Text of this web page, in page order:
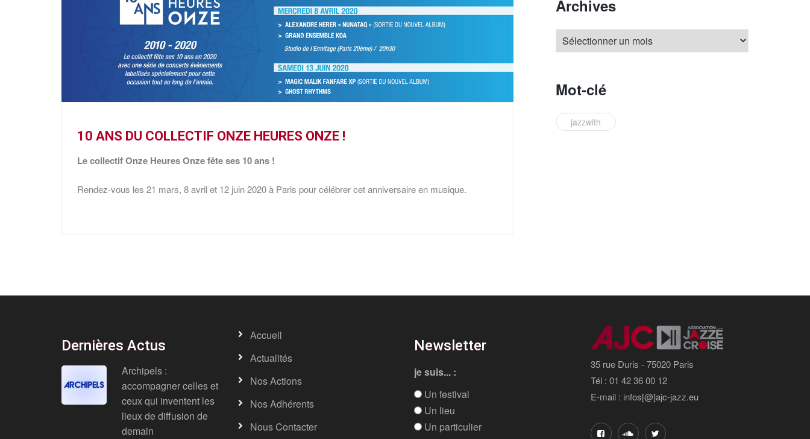
10 ANS DU COLLECTIF ONZE HEURES ONZE !
Le collectif Onze Heures Onze fête ses 10 ans !
Rendez-vous les 21 mars, 8 avril et 12 juin 2020 à Paris pour célébrer cet anniversaire en musique.
Archives
Mot-clé
jazzwith
Dernières Actus
Archipels :
accompagner celles et
ceux qui inventent les
lieux de diffusion de
demain
Accueil
Actualités
Nos Actions
Nos Adhérents
Nous Contacter
Newsletter
je suis... :
Un festival
Un lieu
Un particulier
35 rue Duris - 75020 Paris
Tél : 01 42 36 00 12
E-mail : infos[@]ajc-jazz.eu